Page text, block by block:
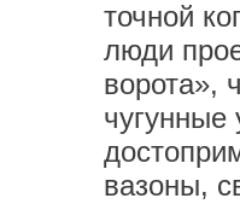
точной
люди
ворота»,
вазоны,